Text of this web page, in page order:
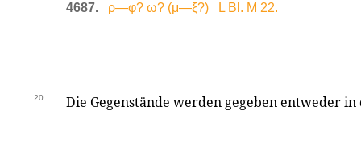
4687. ρ—φ? ω? (μ—ξ?) L Bl. M 22.
20 Die Gegenstände werden gegeben entweder